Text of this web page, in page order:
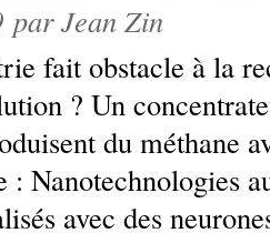
par Jean Zin
fait obstacle à la
? Un
du méthane
: Nanotechnologies
avec des